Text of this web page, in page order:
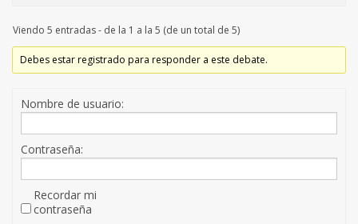
Viendo 5 entradas - de la 1 a la 5 (de un total de 5)
Debes estar registrado para responder a este debate.
Nombre de usuario:
Contraseña:
Recordar mi
contraseña